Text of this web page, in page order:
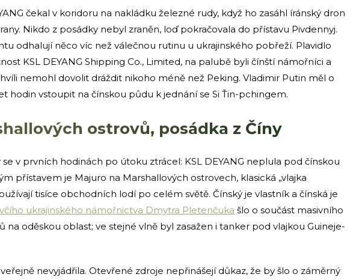
i
Důležitý
hypotézu, ne o doložený vývoj. Ale každý incident typu KSL DEYANG
případ. Jen v roce 2026 ruské drony a rakety zasáhly nebo
pod vlajkami Svatého Kryštofa a Nevisu, Komorských ostrovů, Panamy,
u Oděsy, syrský člen posádky zabit.
loď v přístavu Čornomorsk, hlášena zranění.
loď v Izmailu a liberijská loď v koridoru pro kukuřici.
pod vlajkou Nauru, bez obětí.
koridor přitom za osmnáct měsíců přepravil sto milionů tun nákladu do
o ukrajinskou železnou rudu je ekonomicky logický, ukrajinský
2025 činil 1,81 miliardy dolarů. Lodě napojené na čínské vlastníky v
dovolit
Veřejná scéna není styl čínské diplomacie, zvlášť ne v předvečer
pro Moskvu ale neleží v tiskových konferencích. Leží v tichém
nést bez třenic obchodní a technologickou část ruského válečného
bulk carrieru sám o sobě spojenectví nerozbije. Ale vzorec
na mezinárodní námořní dopravu, a teď poprvé na loď s čínskou
vlastníkem, posouvá kalkulaci v Pekingu směrem, který si Kreml přát
tisíc dolarů. Důvěra čínského partnera, na kterém závisí devadesát
dovozu, má cenu nesrovnatelně vyšší.
čekal v koridoru na nakládku železné rudy, když ho zasáhl íránský dron
Nikdo z posádky nebyl zraněn, loď pokračovala do přístavu Pivdennyj.
odhalují něco víc než válečnou rutinu u ukrajinského pobřeží. Plavidlo
KSL DEYANG Shipping Co., Limited, na palubě byli čínští námořníci a
nemohl dovolit dráždit nikoho méně než Peking. Vladimir Putin měl o
hodin vstoupit na čínskou půdu k jednání se Si Ťin-pchingem.
ostrovů, posádka z Číny
v prvních hodinách po útoku ztrácel: KSL DEYANG neplula pod čínskou
přístavem je Majuro na Marshallových ostrovech, klasická „vlajka
tisíce obchodních lodí po celém světě. Čínský je vlastník a čínská je
ukrajinského námořnictva Dmytra Pletenčuka šlo o součást masivního
na oděskou oblast; ve stejné vlně byl zasažen i tanker pod vlajkou Guineje-
nevyjádřila. Otevřené zdroje nepřinášejí důkaz, že by šlo o záměrný